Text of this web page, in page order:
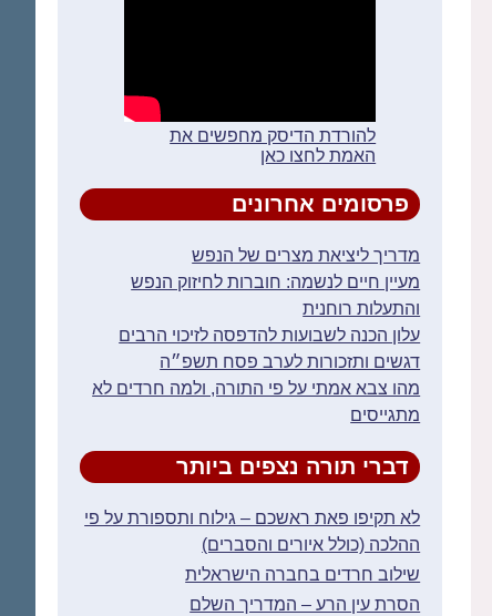
להורדת הדיסק מחפשים את
האמת לחצו כאן
פרסומים אחרונים
מדריך ליציאת מצרים של הנפש
מעיין חיים לנשמה: חוברות לחיזוק הנפש
והתעלות רוחנית
עלון הכנה לשבועות להדפסה לזיכוי הרבים
דגשים ותזכורות לערב פסח תשפ״ה
מהו צבא אמתי על פי התורה, ולמה חרדים לא
מתגייסים
דברי תורה נצפים ביותר
לא תקיפו פאת ראשכם – גילוח ותספורת על פי
ההלכה (כולל איורים והסברים)
שילוב חרדים בחברה הישראלית
הסרת עין הרע – המדריך השלם